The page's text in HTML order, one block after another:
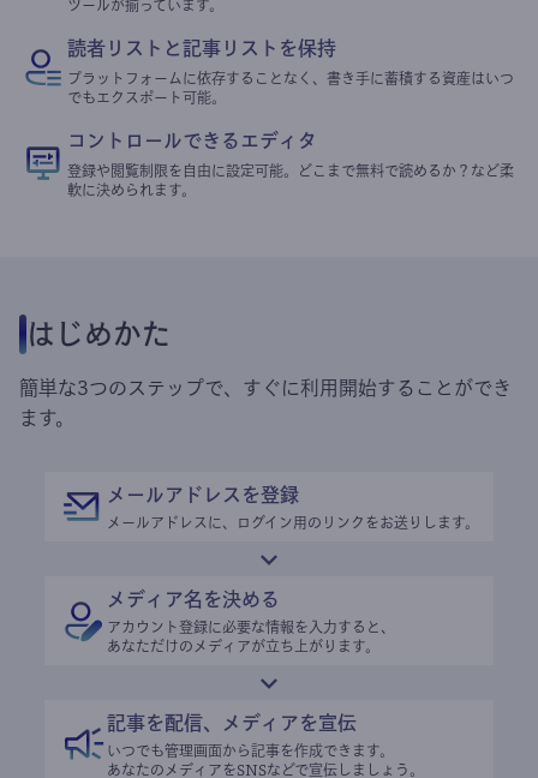
ツールが揃っています。
読者リストと記事リストを保持
プラットフォームに依存することなく、書き手に蓄積する資産はいつ
でもエクスポート可能。
コントロールできるエディタ
登録や閲覧制限を自由に設定可能。どこまで無料で読めるか？など柔
軟に決められます。
はじめかた
簡単な3つのステップで、すぐに利用開始することができ
ます。
メールアドレスを登録
メールアドレスに、ログイン用のリンクをお送りします。
メディア名を決める
アカウント登録に必要な情報を入力すると、
あなただけのメディアが立ち上がります。
記事を配信、メディアを宣伝
いつでも管理画面から記事を作成できます。
あなたのメディアをSNSなどで宣伝しましょう。